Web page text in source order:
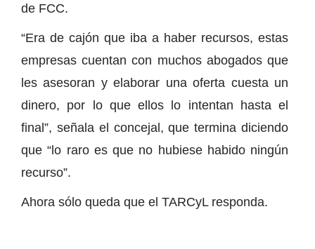
de FCC.
“Era de cajón que iba a haber recursos, estas
empresas cuentan con muchos abogados que
les asesoran y elaborar una oferta cuesta un
dinero, por lo que ellos lo intentan hasta el
final”, señala el concejal, que termina diciendo
que “lo raro es que no hubiese habido ningún
recurso”.
Ahora sólo queda que el TARCyL responda.